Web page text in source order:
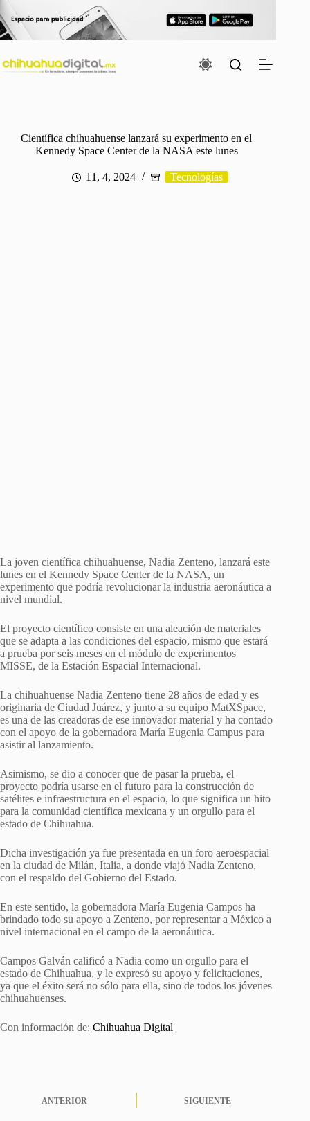
Saltar
al
contenido
Científica chihuahuense lanzará su experimento en el
Kennedy Space Center de la NASA este lunes
11, 4, 2024 Tecnologías
La joven científica chihuahuense, Nadia Zenteno, lanzará este
lunes en el Kennedy Space Center de la NASA, un
experimento que podría revolucionar la industria aeronáutica a
nivel mundial.
El proyecto científico consiste en una aleación de materiales
que se adapta a las condiciones del espacio, mismo que estará
a prueba por seis meses en el módulo de experimentos
MISSE, de la Estación Espacial Internacional.
La chihuahuense Nadia Zenteno tiene 28 años de edad y es
originaria de Ciudad Juárez, y junto a su equipo MatXSpace,
es una de las creadoras de ese innovador material y ha contado
con el apoyo de la gobernadora María Eugenia Campus para
asistir al lanzamiento.
Asimismo, se dio a conocer que de pasar la prueba, el
proyecto podría usarse en el futuro para la construcción de
satélites e infraestructura en el espacio, lo que significa un hito
para la comunidad científica mexicana y un orgullo para el
estado de Chihuahua.
Dicha investigación ya fue presentada en un foro aeroespacial
en la ciudad de Milán, Italia, a donde viajó Nadia Zenteno,
con el respaldo del Gobierno del Estado.
En este sentido, la gobernadora María Eugenia Campos ha
brindado todo su apoyo a Zenteno, por representar a México a
nivel internacional en el campo de la aeronáutica.
Campos Galván calificó a Nadia como un orgullo para el
estado de Chihuahua, y le expresó su apoyo y felicitaciones,
ya que el éxito será no sólo para ella, sino de todos los jóvenes
chihuahuenses.
Con información de: Chihuahua Digital
ANTERIOR SIGUIENTE